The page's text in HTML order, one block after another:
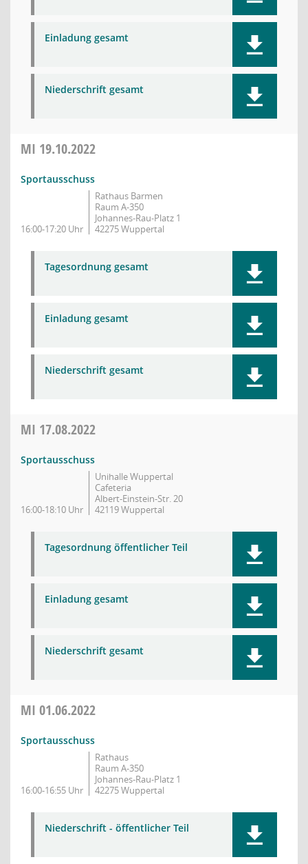
Einladung gesamt
Niederschrift gesamt
MI 19.10.2022
Sportausschuss
16:00-17:20 Uhr
Rathaus Barmen
Raum A-350
Johannes-Rau-Platz 1
42275 Wuppertal
Tagesordnung gesamt
Einladung gesamt
Niederschrift gesamt
MI 17.08.2022
Sportausschuss
16:00-18:10 Uhr
Unihalle Wuppertal
Cafeteria
Albert-Einstein-Str. 20
42119 Wuppertal
Tagesordnung öffentlicher Teil
Einladung gesamt
Niederschrift gesamt
MI 01.06.2022
Sportausschuss
16:00-16:55 Uhr
Rathaus
Raum A-350
Johannes-Rau-Platz 1
42275 Wuppertal
Niederschrift - öffentlicher Teil